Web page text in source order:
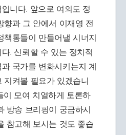
니다. 앞으로 여의도 정
향과 그 안에서 이재영 전
책통들이 만들어낼 시너지
. 신뢰할 수 있는 정치적
국가를 변화시키는지 계
지켜볼 필요가 있겠습니
이 모여 치열하게 토론하
방송 브리핑이 궁금하시
참고해 보시는 것도 좋습